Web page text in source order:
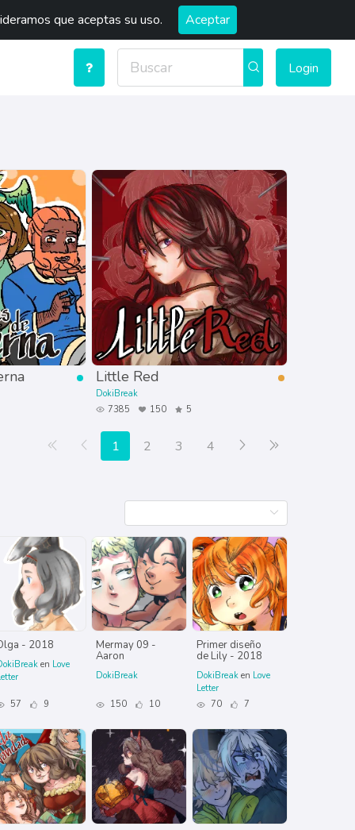
que aceptas su uso. Aceptar
Login
Little Red
DokiBreak
7385
150 5
Primera página
Anterior
1 2 3 4 Siguiente
- 2018
en Love
57 9
Mermay 09 -
Aaron
DokiBreak
150 10
Primer diseño
de Lily - 2018
DokiBreak en Love
Letter
70
7